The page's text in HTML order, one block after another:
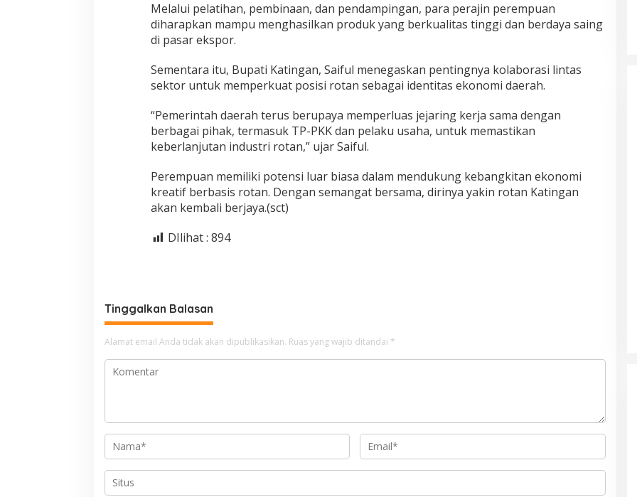
Melalui pelatihan, pembinaan, dan pendampingan, para perajin perempuan
diharapkan mampu menghasilkan produk yang berkualitas tinggi dan berdaya saing
di pasar ekspor.
Sementara itu, Bupati Katingan, Saiful menegaskan pentingnya kolaborasi lintas
sektor untuk memperkuat posisi rotan sebagai identitas ekonomi daerah.
“Pemerintah daerah terus berupaya memperluas jejaring kerja sama dengan
berbagai pihak, termasuk TP-PKK dan pelaku usaha, untuk memastikan
keberlanjutan industri rotan,” ujar Saiful.
Perempuan memiliki potensi luar biasa dalam mendukung kebangkitan ekonomi
kreatif berbasis rotan. Dengan semangat bersama, dirinya yakin rotan Katingan
akan kembali berjaya.(sct)
DIlihat : 894
Tinggalkan Balasan
Alamat email Anda tidak akan dipublikasikan. Ruas yang wajib ditandai *